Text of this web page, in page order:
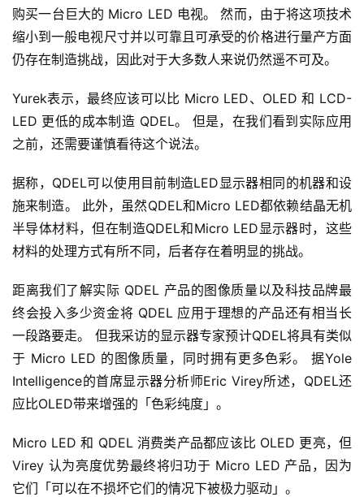
购买一台巨大的 Micro LED 电视。 然而，由于将这项技术
缩小到一般电视尺寸并以可靠且可承受的价格进行量产方面
仍存在制造挑战，因此对于大多数人来说仍然遥不可及。
Yurek表示，最终应该可以比 Micro LED、OLED 和 LCD-
LED 更低的成本制造 QDEL。 但是，在我们看到实际应用
之前，还需要谨慎看待这个说法。
据称，QDEL可以使用目前制造LED显示器相同的机器和设
施来制造。 此外，虽然QDEL和Micro LED都依赖结晶无机
半导体材料，但在制造QDEL和Micro LED显示器时，这些
材料的处理方式有所不同，后者存在着明显的挑战。
距离我们了解实际 QDEL 产品的图像质量以及科技品牌最
终会投入多少资金将 QDEL 应用于理想的产品还有相当长
一段路要走。 但我采访的显示器专家预计QDEL将具有类似
于 Micro LED 的图像质量，同时拥有更多色彩。 据Yole
Intelligence的首席显示器分析师Eric Virey所述，QDEL还
应比OLED带来增强的「色彩纯度」。
Micro LED 和 QDEL 消费类产品都应该比 OLED 更亮，但
Virey 认为亮度优势最终将归功于 Micro LED 产品，因为
它们「可以在不损坏它们的情况下被极力驱动」。